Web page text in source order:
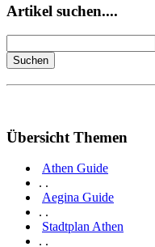
Artikel suchen....
Übersicht Themen
Athen Guide
. .
Aegina Guide
. .
Stadtplan Athen
. .